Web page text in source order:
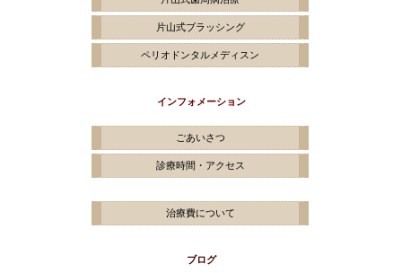
片山式ブラッシング
ペリオドンタルメディスン
インフォメーション
ごあいさつ
診療時間・アクセス
治療費について
ブログ